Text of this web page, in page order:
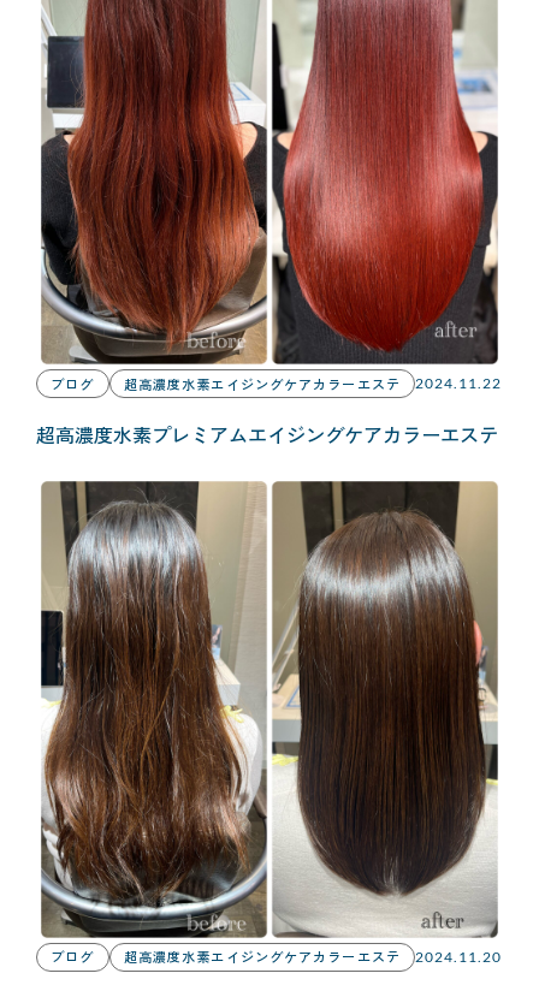
ブログ 超高濃度水素エイジングケアカラーエステ 2024.11.22
超高濃度水素プレミアムエイジングケアカラーエステ
ブログ 超高濃度水素エイジングケアカラーエステ 2024.11.20